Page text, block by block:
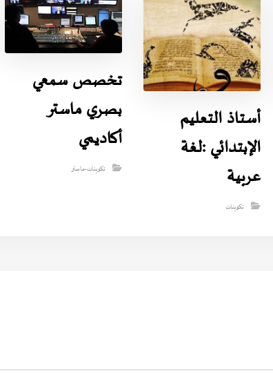
أستاذ التعليم
الإبتدائي :لغة
عربية
تكوينات
تخصص سمعي
بصري ماستر
أكاديمي
تكوينات-ماستر